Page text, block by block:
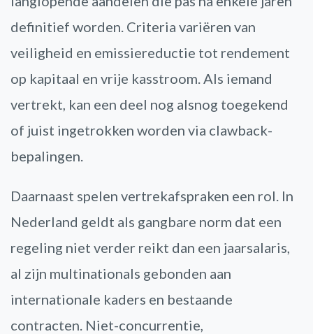
definitief worden. Criteria variëren van
veiligheid en emissiereductie tot rendement
op kapitaal en vrije kasstroom. Als iemand
vertrekt, kan een deel nog alsnog toegekend
of juist ingetrokken worden via clawback-
bepalingen.
Daarnaast spelen vertrekafspraken een rol. In
Nederland geldt als gangbare norm dat een
regeling niet verder reikt dan een jaarsalaris,
al zijn multinationals gebonden aan
internationale kaders en bestaande
contracten. Niet-concurrentie,